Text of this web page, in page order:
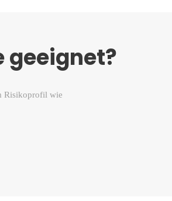
geeignet?
Risikoprofil wie